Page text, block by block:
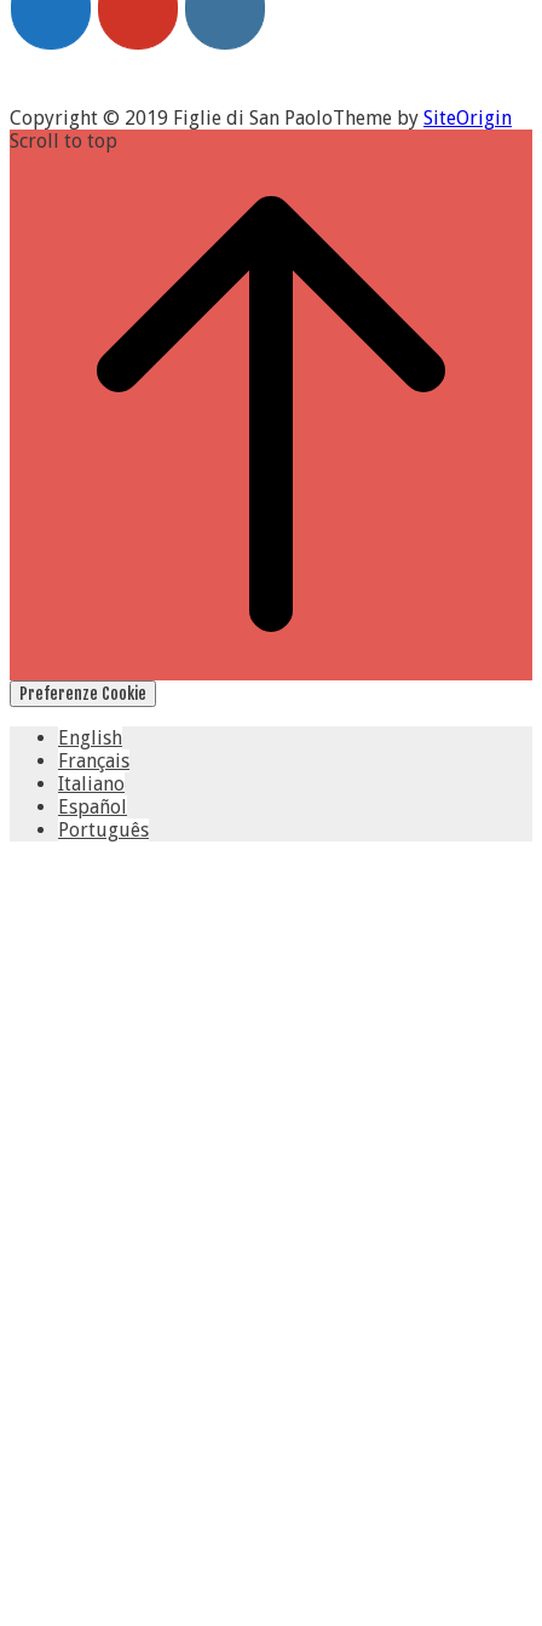
Copyright © 2019 Figlie di San PaoloTheme by SiteOrigin
Scroll to top
Preferenze Cookie
English
Français
Italiano
Español
Português